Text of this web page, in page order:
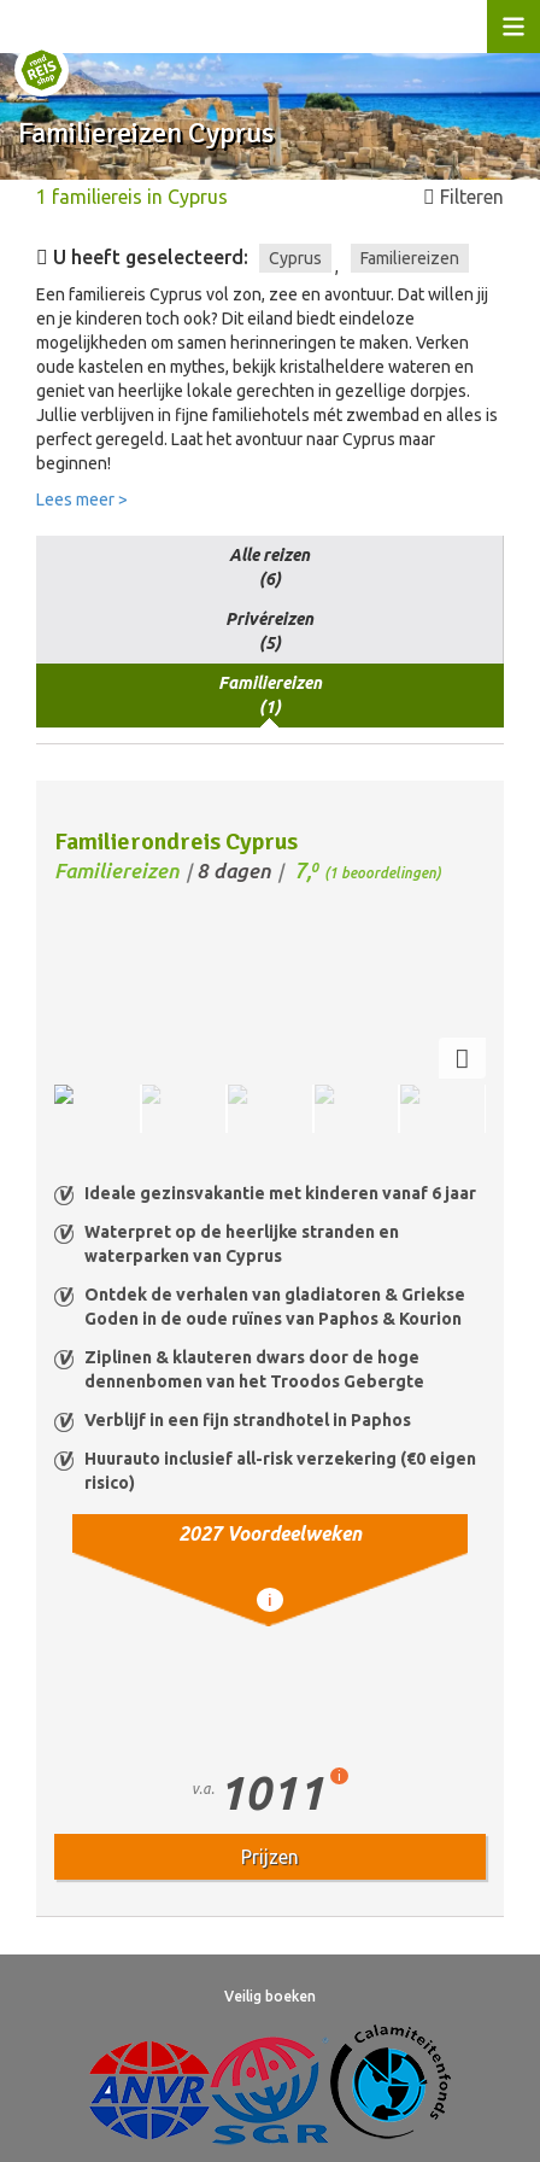
Familiereizen Cyprus
1 familiereis in Cyprus Filteren
U heeft geselecteerd: Cyprus ,
Familiereizen
Een familiereis Cyprus vol zon, zee en avontuur. Dat willen jij
en je kinderen toch ook? Dit eiland biedt eindeloze
mogelijkheden om samen herinneringen te maken. Verken
oude kastelen en mythes, bekijk kristalheldere wateren en
geniet van heerlijke lokale gerechten in gezellige dorpjes.
Jullie verblijven in fijne familiehotels mét zwembad en alles is
perfect geregeld. Laat het avontuur naar Cyprus maar
beginnen!
Lees meer >
Alle reizen
(6)
Privéreizen
(5)
Familiereizen
(1)
Familierondreis Cyprus
Familiereizen /8 dagen / 7, 0 (1 beoordelingen)
Ideale gezinsvakantie met kinderen vanaf 6 jaar
Waterpret op de heerlijke stranden en
waterparken van Cyprus
Ontdek de verhalen van gladiatoren & Griekse
Goden in de oude ruïnes van Paphos & Kourion
Ziplinen & klauteren dwars door de hoge
dennenbomen van het Troodos Gebergte
Verblijf in een fijn strandhotel in Paphos
Huurauto inclusief all-risk verzekering (€0 eigen
risico)
2027 Voordeelweken
i
v.a. 1011 i
Prijzen
Veilig boeken